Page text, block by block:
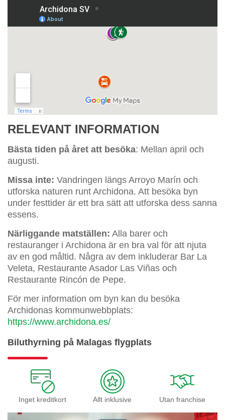
RELEVANT INFORMATION
Bästa tiden på året att besöka: Mellan april och
augusti.
Missa inte: Vandringen längs Arroyo Marín och
utforska naturen runt Archidona. Att besöka byn
under festtider är ett bra sätt att utforska dess sanna
essens.
Närliggande matställen: Alla barer och
restauranger i Archidona är en bra val för att njuta
av en god måltid. Några av dem inkluderar Bar La
Veleta, Restaurante Asador Las Viñas och
Restaurante Rincón de Pepe.
För mer information om byn kan du besöka
Archidonas kommunwebbplats:
https://www.archidona.es/
Biluthyrning på Malagas flygplats
Inget kreditkort Allt inklusive Utan franchise